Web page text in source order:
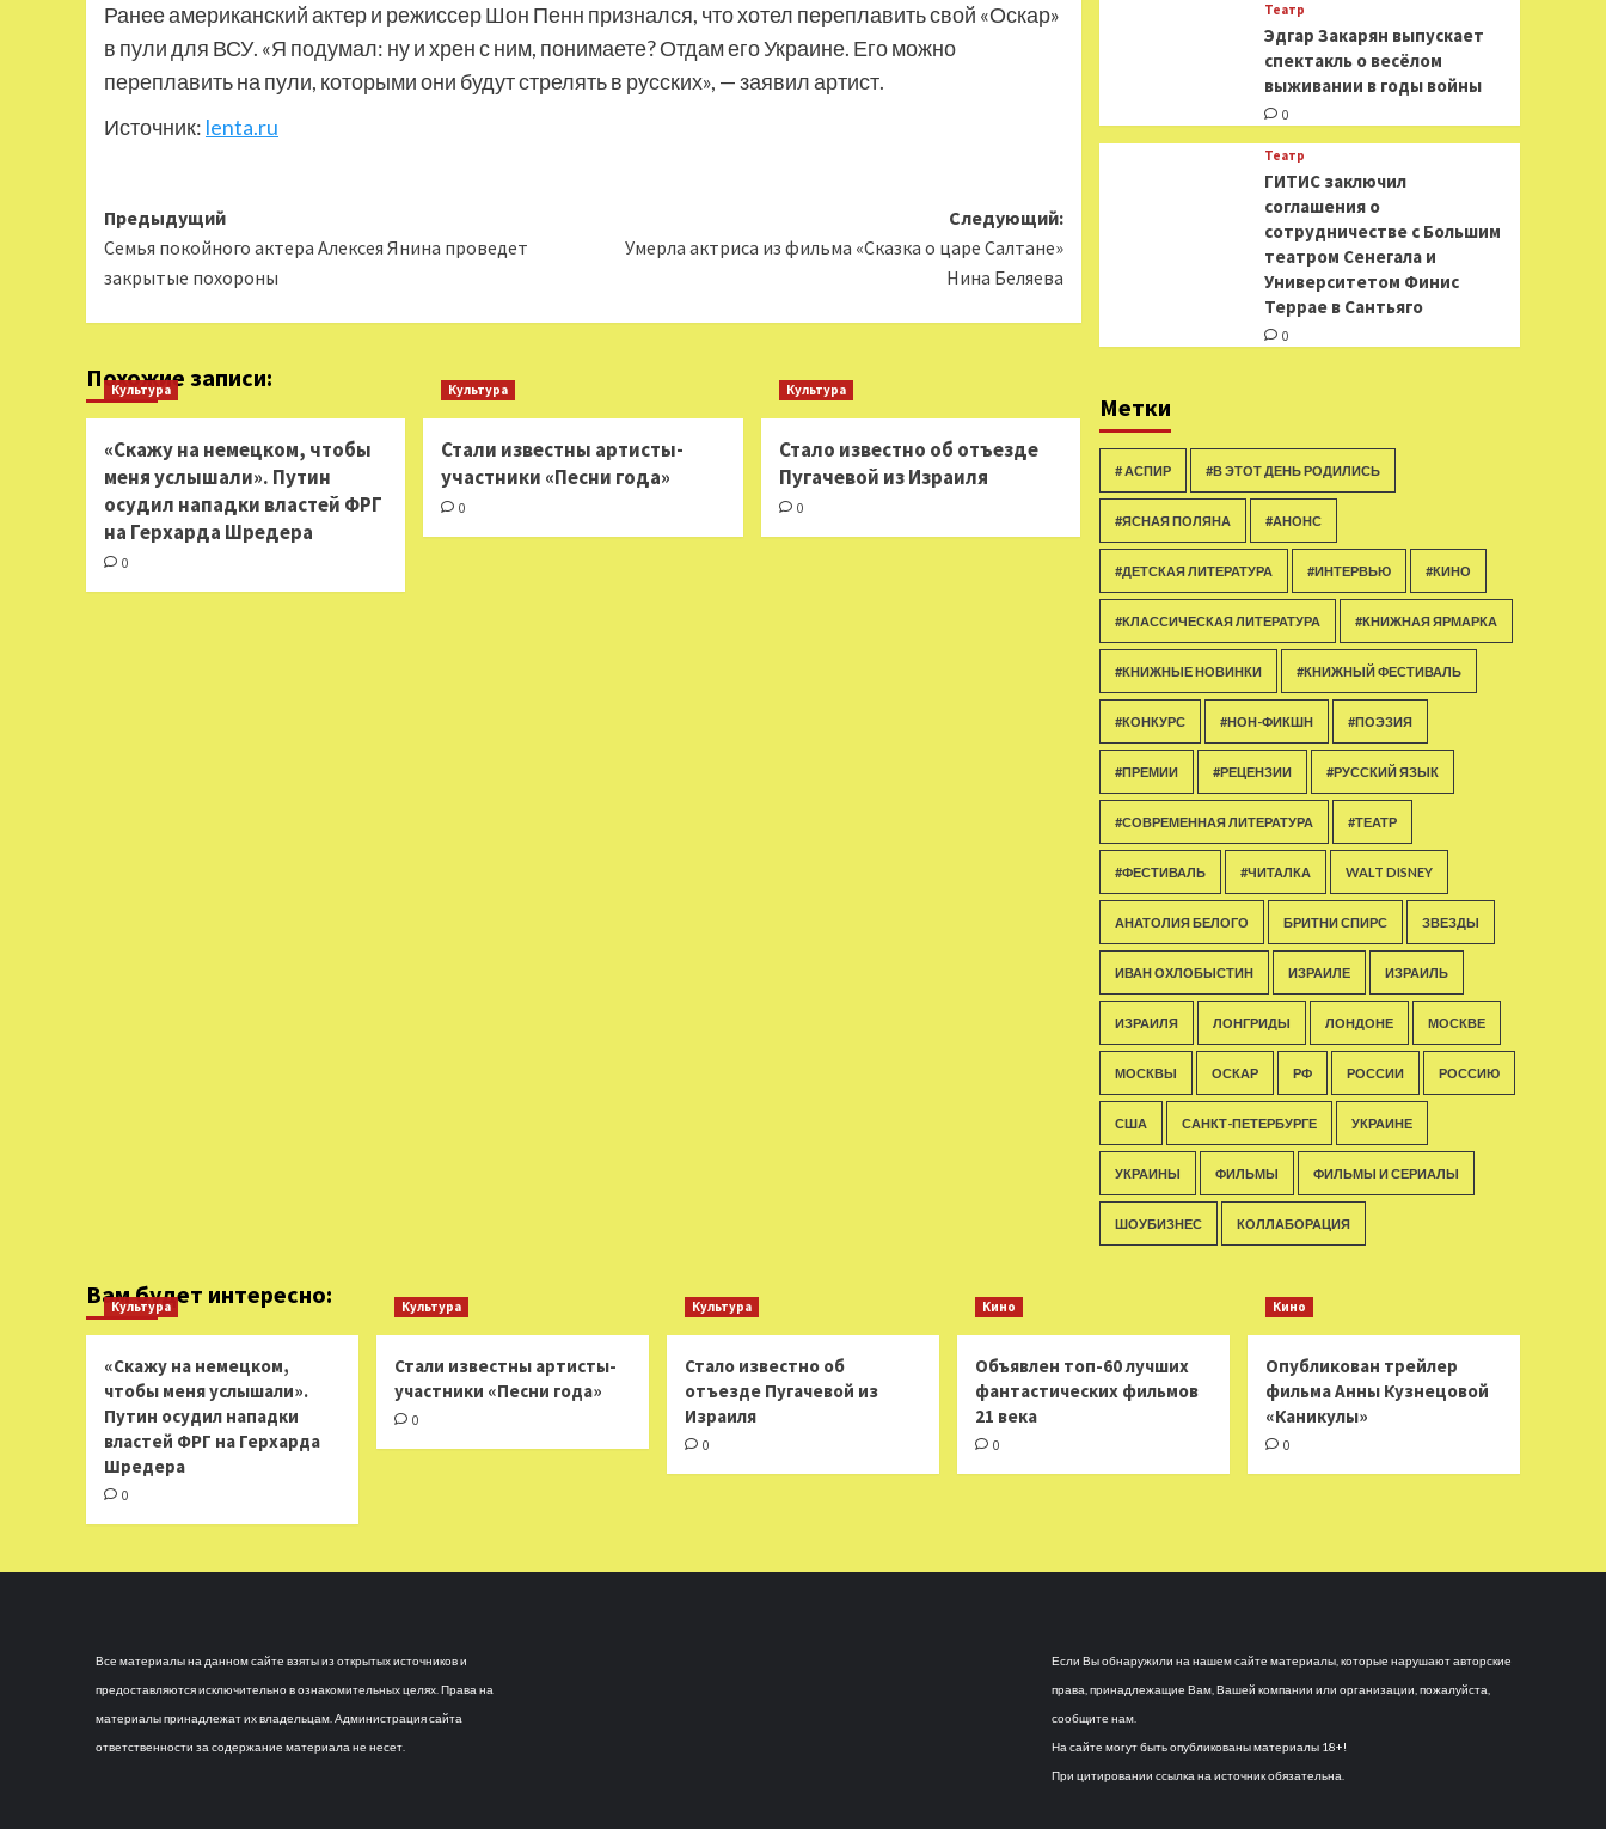
Ранее американский актер и режиссер Шон Пенн признался, что хотел переплавить свой «Оскар»
в пули для ВСУ. «Я подумал: ну и хрен с ним, понимаете? Отдам его Украине. Его можно
переплавить на пули, которыми они будут стрелять в русских», — заявил артист.
Источник: lenta.ru
Навигация
записи
Предыдущий
Семья покойного актера Алексея Янина проведет
закрытые похороны
Следующий:
Умерла актриса из фильма «Сказка о царе Салтане»
Нина Беляева
Похожие записи:
Культура
«Скажу на немецком, чтобы
меня услышали». Путин
осудил нападки властей ФРГ
на Герхарда Шредера
0
Культура
Стали известны артисты-
участники «Песни года»
0
Культура
Стало известно об отъезде
Пугачевой из Израиля
0
Театр
Эдгар Закарян выпускает
спектакль о весёлом
выживании в годы войны
0
Театр
ГИТИС заключил
соглашения о
сотрудничестве с Большим
театром Сенегала и
Университетом Финис
Террае в Сантьяго
0
Метки
# АСПИР #В ЭТОТ ДЕНЬ РОДИЛИСЬ
#ЯСНАЯ ПОЛЯНА #АНОНС
#ДЕТСКАЯ ЛИТЕРАТУРА #ИНТЕРВЬЮ #КИНО
#КЛАССИЧЕСКАЯ ЛИТЕРАТУРА #КНИЖНАЯ ЯРМАРКА
#КНИЖНЫЕ НОВИНКИ #КНИЖНЫЙ ФЕСТИВАЛЬ
#КОНКУРС #НОН-ФИКШН #ПОЭЗИЯ
#ПРЕМИИ #РЕЦЕНЗИИ #РУССКИЙ ЯЗЫК
#СОВРЕМЕННАЯ ЛИТЕРАТУРА #ТЕАТР
#ФЕСТИВАЛЬ #ЧИТАЛКА WALT DISNEY
АНАТОЛИЯ БЕЛОГО БРИТНИ СПИРС ЗВЕЗДЫ
ИВАН ОХЛОБЫСТИН ИЗРАИЛЕ ИЗРАИЛЬ
ИЗРАИЛЯ ЛОНГРИДЫ ЛОНДОНЕ МОСКВЕ
МОСКВЫ ОСКАР РФ РОССИИ РОССИЮ
США САНКТ-ПЕТЕРБУРГЕ УКРАИНЕ
УКРАИНЫ ФИЛЬМЫ ФИЛЬМЫ И СЕРИАЛЫ
ШОУБИЗНЕС КОЛЛАБОРАЦИЯ
Вам будет интересно:
Культура
«Скажу на немецком,
чтобы меня услышали».
Путин осудил нападки
властей ФРГ на Герхарда
Шредера
0
Культура
Стали известны артисты-
участники «Песни года»
0
Культура
Стало известно об
отъезде Пугачевой из
Израиля
0
Кино
Объявлен топ-60 лучших
фантастических фильмов
21 века
0
Кино
Опубликован трейлер
фильма Анны Кузнецовой
«Каникулы»
0
Все материалы на данном сайте взяты из открытых источников и
предоставляются исключительно в ознакомительных целях. Права на
материалы принадлежат их владельцам. Администрация сайта
ответственности за содержание материала не несет.
Если Вы обнаружили на нашем сайте материалы, которые нарушают авторские
права, принадлежащие Вам, Вашей компании или организации, пожалуйста,
сообщите нам.
На сайте могут быть опубликованы материалы 18+!
При цитировании ссылка на источник обязательна.